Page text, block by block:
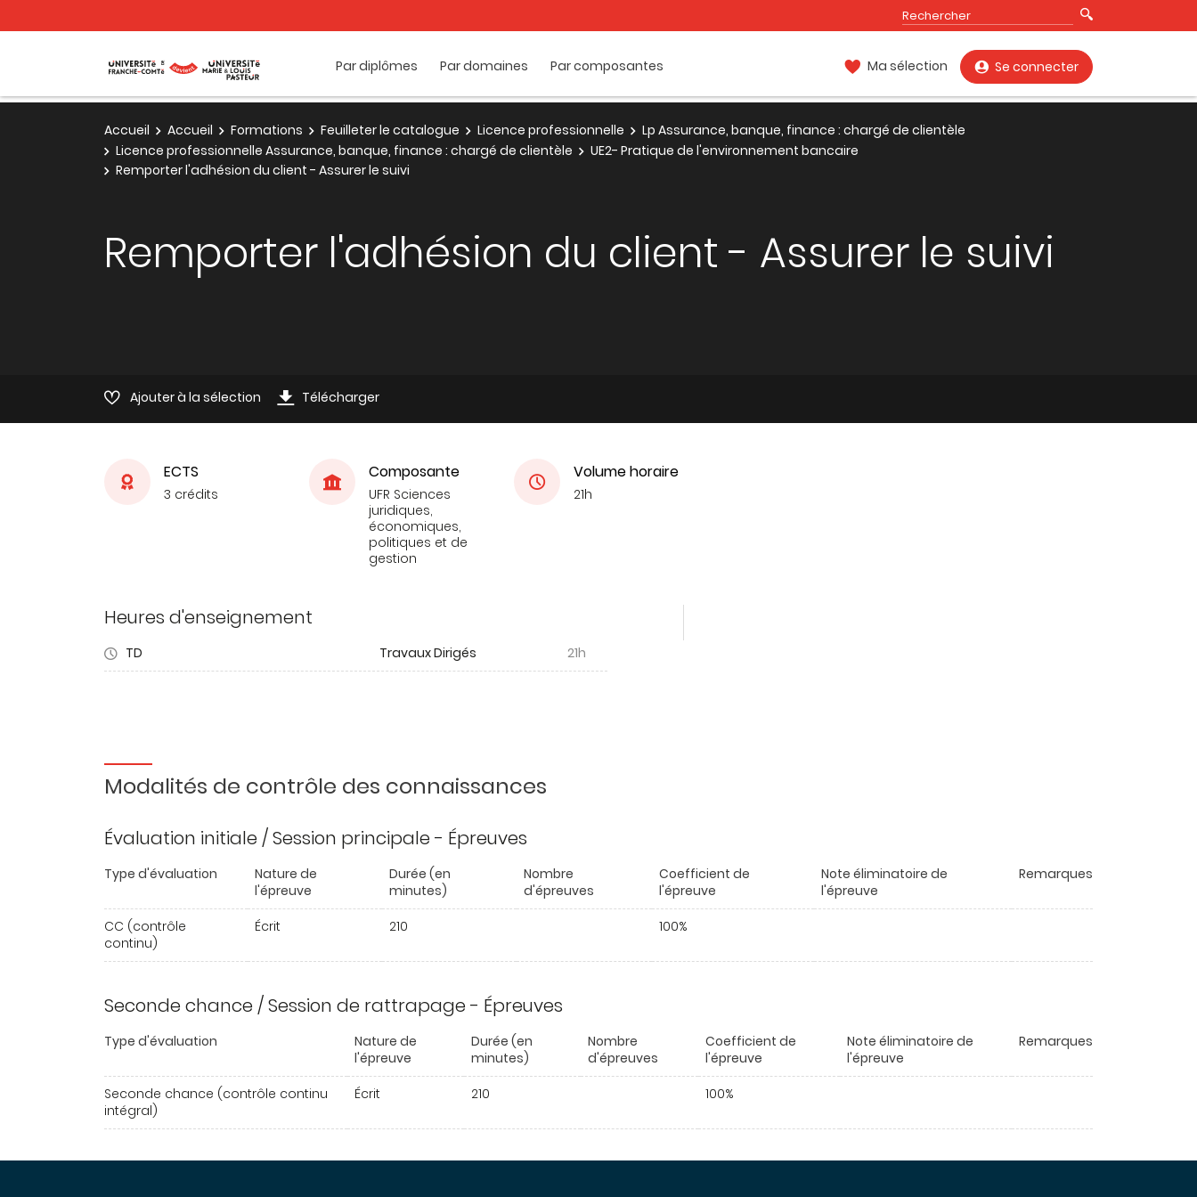
Par diplômes Par domaines Par composantes Ma sélection Se connecter
Accueil Accueil Formations Feuilleter le catalogue Licence professionnelle
Lp Assurance, banque, finance : chargé de clientèle
Licence professionnelle Assurance, banque, finance : chargé de clientèle
UE2- Pratique de l'environnement bancaire
Remporter l'adhésion du client - Assurer le suivi
Remporter l'adhésion du client - Assurer le suivi
Ajouter à la sélection Télécharger
ECTS
3 crédits
Composante
UFR Sciences
juridiques,
économiques,
politiques et de
gestion
Volume horaire
21h
Heures d'enseignement
TD Travaux Dirigés 21h
Modalités de contrôle des connaissances
Évaluation initiale / Session principale - Épreuves
Type d'évaluation
Nature de
l'épreuve
Durée (en
minutes)
Nombre
d'épreuves
Coefficient de
l'épreuve
Note éliminatoire de
l'épreuve
Remarques
CC (contrôle
continu)
Écrit 210 100%
Seconde chance / Session de rattrapage - Épreuves
Type d'évaluation
Nature de
l'épreuve
Durée (en
minutes)
Nombre
d'épreuves
Coefficient de
l'épreuve
Note éliminatoire de
l'épreuve
Remarques
Seconde chance (contrôle continu
intégral)
Écrit 210 100%